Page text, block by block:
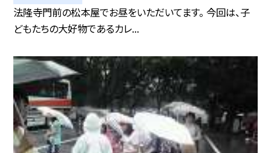
法隆寺門前の松本屋でお昼をいただいてます。 今回は、子
どもたちの大好物であるカレ...